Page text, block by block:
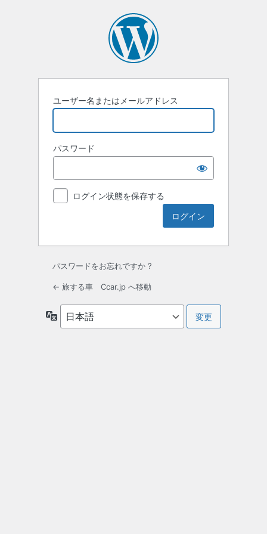
ユーザー名またはメールアドレス
パスワード
ログイン状態を保存する
パスワードをお忘れですか ?
← 旅する車 Ccar.jp へ移動
語